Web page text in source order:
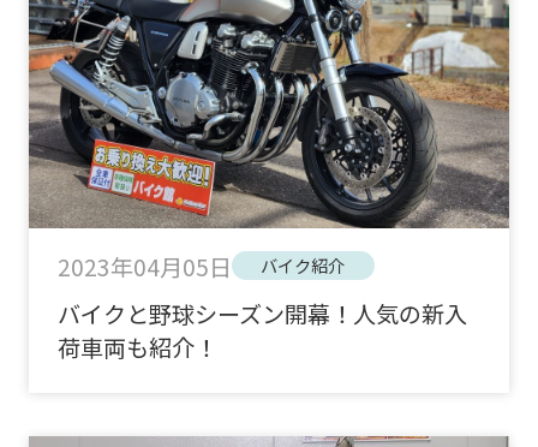
2023年04月05日 バイク紹介
バイクと野球シーズン開幕！人気の新入
荷車両も紹介！